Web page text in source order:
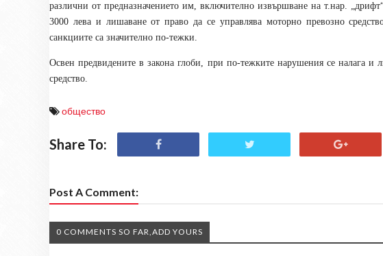
различни от предназначението им, включително извършване на т.нар.
3000 лева и лишаване от право да се управлява моторно превозно
санкциите са значително по-тежки.
Освен предвидените в закона глоби, при по-тежките нарушения се налага и
средство.
общество
Share To:
Post A Comment:
0 COMMENTS SO FAR,ADD YOURS